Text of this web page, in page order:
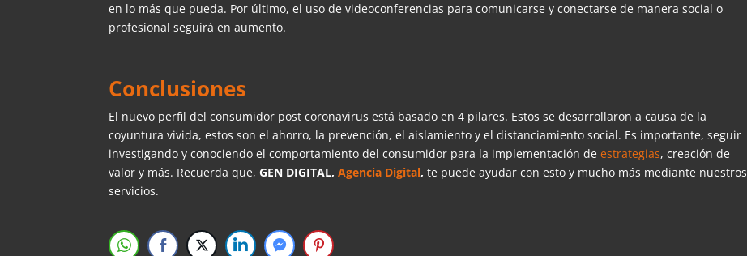
en lo más que pueda. Por último, el uso de videoconferencias para comunicarse y conectarse de manera social o
profesional seguirá en aumento.
Conclusiones
El nuevo perfil del consumidor post coronavirus está basado en 4 pilares. Estos se desarrollaron a causa de la
coyuntura vivida, estos son el ahorro, la prevención, el aislamiento y el distanciamiento social. Es importante, seguir
investigando y conociendo el comportamiento del consumidor para la implementación de estrategias, creación de
valor y más. Recuerda que,GEN DIGITAL,Agencia Digital,te puede ayudar con esto y mucho más mediante nuestros
servicios.